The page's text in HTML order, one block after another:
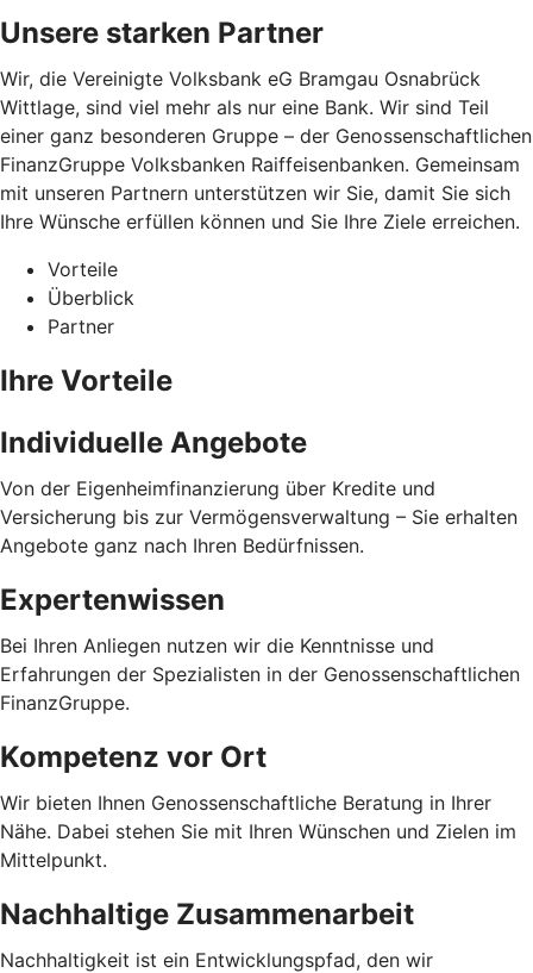
Unsere starken Partner
Wir, die Vereinigte Volksbank eG Bramgau Osnabrück
Wittlage, sind viel mehr als nur eine Bank. Wir sind Teil
einer ganz besonderen Gruppe – der Genossenschaftlichen
FinanzGruppe Volksbanken Raiffeisenbanken. Gemeinsam
mit unseren Partnern unterstützen wir Sie, damit Sie sich
Ihre Wünsche erfüllen können und Sie Ihre Ziele erreichen.
Vorteile
Überblick
Partner
Ihre Vorteile
Individuelle Angebote
Von der Eigenheimfinanzierung über Kredite und
Versicherung bis zur Vermögensverwaltung – Sie erhalten
Angebote ganz nach Ihren Bedürfnissen.
Expertenwissen
Bei Ihren Anliegen nutzen wir die Kenntnisse und
Erfahrungen der Spezialisten in der Genossenschaftlichen
FinanzGruppe.
Kompetenz vor Ort
Wir bieten Ihnen Genossenschaftliche Beratung in Ihrer
Nähe. Dabei stehen Sie mit Ihren Wünschen und Zielen im
Mittelpunkt.
Nachhaltige Zusammenarbeit
Nachhaltigkeit ist ein Entwicklungspfad, den wir